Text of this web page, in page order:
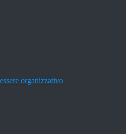
organizzativo